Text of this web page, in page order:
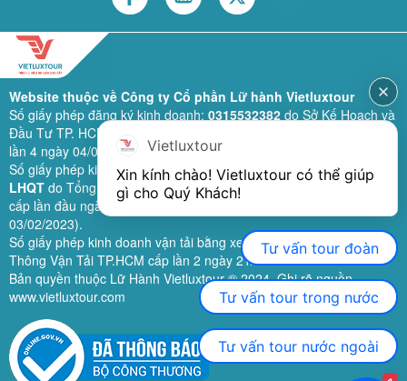
Website thuộc về Công ty Cổ phần Lữ hành Vietluxtour
Số giấy phép đăng ký kinh doanh: 0315532382do Sở Kế Hoạch và
Đầu Tư TP. HCM cấp lần đầu ngày 28/02/2019 (sửa đổi bổ sung
lần 4 ngày 04/06/2024).
Số giấy phép kinh doanh lữ hành quốc tế:79-1111/2019/TCDL-GP
LHQTdo Tổng Cục Du Lịch (nay là Cục Du lịch quốc gia Việt Nam)
cấp lần đầu ngày 26/09/2019 (sửa đổi, bổ sung lần 3 ngày
03/02/2023).
Số giấy phép kinh doanh vận tải bằng xe ô tô:11924do Sở Giao
Thông Vận Tải TP.HCM cấp lần 2 ngày 21/02/2023.
Bản quyền thuộc Lữ Hành Vietluxtour ® 2024. Ghi rõ nguồn
www.vietluxtour.com
Vietluxtour
Xin kính chào! Vietluxtour có thể giúp
gì cho Quý Khách!
Tư vấn tour đoàn
Tư vấn tour trong nước
Tư vấn tour nước ngoài